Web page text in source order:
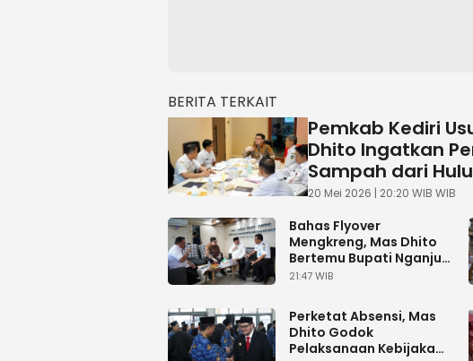
BERITA TERKAIT
Pemkab Kediri
Dhito Ingatkan
Sampah dari Hulu
20 Mei 2026 | 20:20 WIB WIB
Bahas Flyover
Mengkreng, Mas Dhito
Bertemu Bupati Nganjuk
dan Jombang
21:47 WIB
Perketat Absensi, Mas
Dhito Godok
Pelaksanaan Kebijakan